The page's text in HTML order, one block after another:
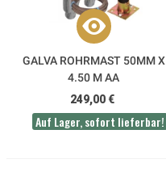
GALVA ROHRMAST 50MM X
4.50 M AA
249,00 €
Auf Lager, sofort lieferbar!